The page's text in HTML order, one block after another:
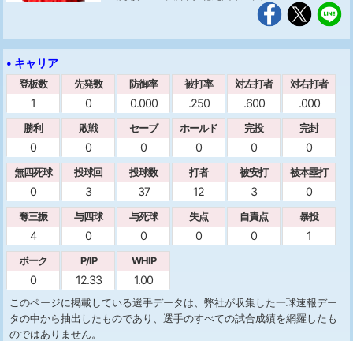
• キャリア
登板数
1
先発数
0
防御率
0.000
被打率
.250
対左打者
.600
対右打者
.000
勝利
0
敗戦
0
セーブ
0
ホールド
0
完投
0
完封
0
無四死球
0
投球回
3
投球数
37
打者
12
被安打
3
被本塁打
0
奪三振
4
与四球
0
与死球
0
失点
0
自責点
0
暴投
1
ボーク
0
P/IP
12.33
WHIP
1.00
このページに掲載している選手データは、弊社が収集した一球速報デー
タの中から抽出したものであり、選手のすべての試合成績を網羅したも
のではありません。